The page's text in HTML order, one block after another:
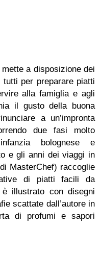
a disposizione dei
per preparare piatti
alla famiglia e agli
il gusto della buona
a un’impronta
due fasi molto
bolognese e
e gli anni dei viaggi in
MasterChef) raccoglie
di piatti facili da
illustrato con disegni
scattate dall’autore in
di profumi e sapori